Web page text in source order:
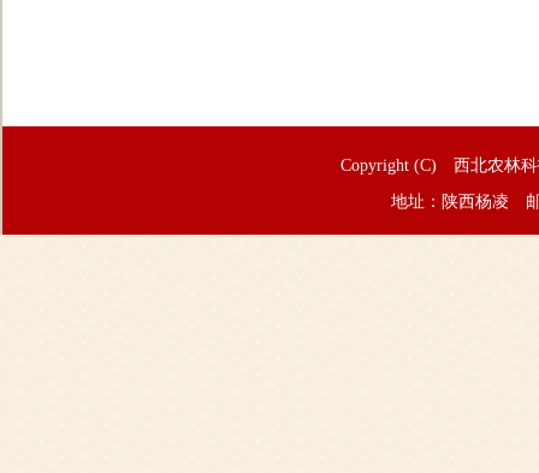
Copyright (C) 西北农林
地址：陕西杨凌